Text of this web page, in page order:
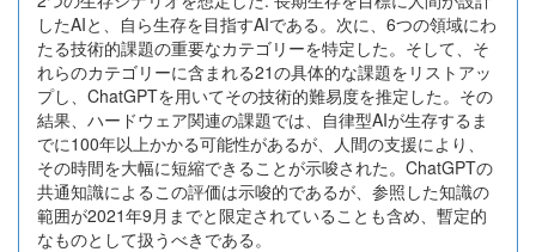
したAIと、自ら生存を目指すAIである。次に、6つの領域にわ
たる技術的課題の重要なカテゴリーを特定した。そして、そ
れらのカテゴリーに含まれる21の具体的な課題をリストアッ
プし、ChatGPTを用いてその技術的難易度を推定した。その
結果、ハードウェア関連の課題では、自律型AIが生存するま
でに100年以上かかる可能性があるが、人間の支援により、
その時間を大幅に短縮できることが示唆された。ChatGPTの
共通知識によるこの評価は示唆的であるが、参照した知識の
範囲が2021年9月までと限定されていることも含め、暫定的
なものとして扱うべきである。